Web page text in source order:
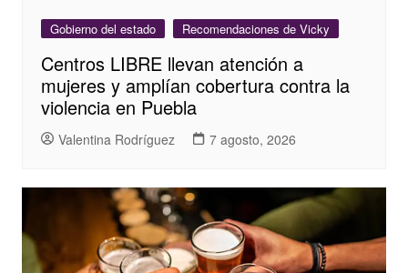
Gobierno del estado Recomendaciones de Vicky
Centros LIBRE llevan atención a
mujeres y amplían cobertura contra la
violencia en Puebla
Valentina Rodríguez 7 agosto, 2026